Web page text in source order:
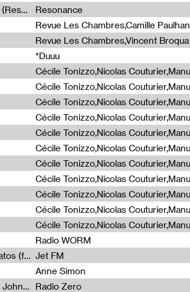
Radia Show #1088 : Statue Of Liberty Live By Ed Baxter (Resonance) Resonance
Revue Les Chambres,Camille Paulhan
Revue Les Chambres,Vincent Broqua
*Duuu
Radio WORM
Radia Show #1086 : La Couleur des Rêves by Izabela Matos (for Jet FM) Jet FM
Anne Simon
Radia Show #1085 : When We Bow Down Our Heads by John Roach (Radia edit, Rádio Zero) Radio Zero